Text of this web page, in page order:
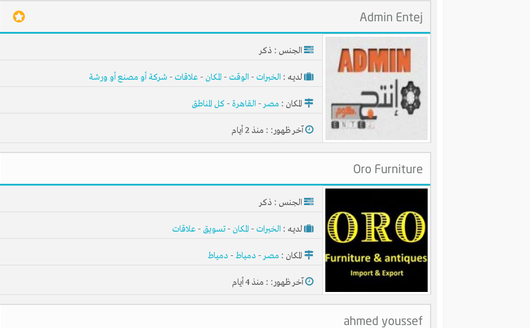
Admin Entej
الجنس : ذكر
لديـه : الخبرات - الوقت - المكان - علاقات - شركة أو مصنع أو ورشة
المكان : مصر- القاهرة - كل المناطق
آخر ظهور: : منذ 2 أيام
Oro Furniture
الجنس : ذكر
لديـه : الخبرات - المكان -تسويق - علاقات
المكان : مصر- دمياط- دمياط
آخر ظهور: : منذ 4 أيام
ahmed youssef